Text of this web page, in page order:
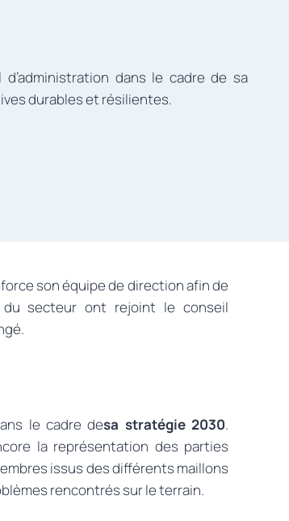
dans le cadre de sa
durables et résilientes.
son équipe de direction afin de
du secteur ont rejoint le conseil
le cadre desa stratégie 2030.
la représentation des parties
issus des différents maillons
rencontrés sur le terrain.